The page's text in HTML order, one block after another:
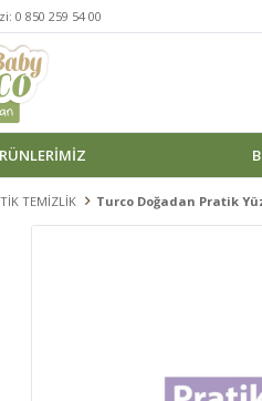
0 850 259 54 00
TEMİZLİK Turco Doğadan Pratik